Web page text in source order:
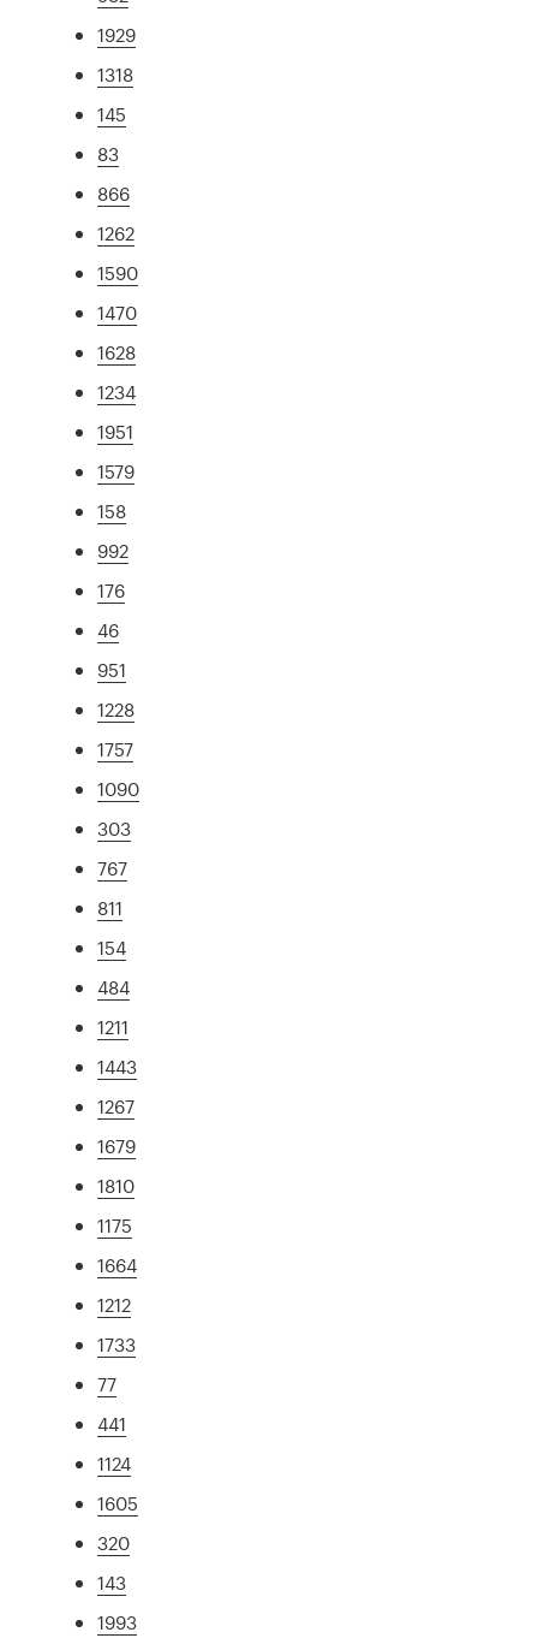
1929
1318
145
83
866
1262
1590
1470
1628
1234
1951
1579
158
992
176
46
951
1228
1757
1090
303
767
811
154
484
1211
1443
1267
1679
1810
1175
1664
1212
1733
77
441
1124
1605
320
143
1993